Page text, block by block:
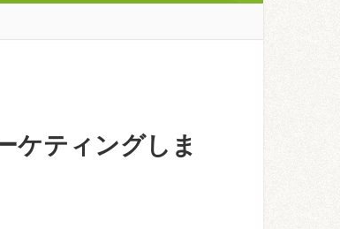
ケティングしま